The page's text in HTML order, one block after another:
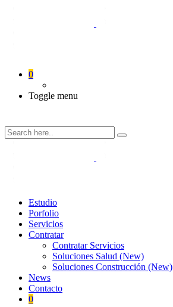
0
Toggle menu
Estudio
Porfolio
Servicios
Contratar
Contratar Servicios
Soluciones Salud (New)
Soluciones Construcción (New)
News
Contacto
0